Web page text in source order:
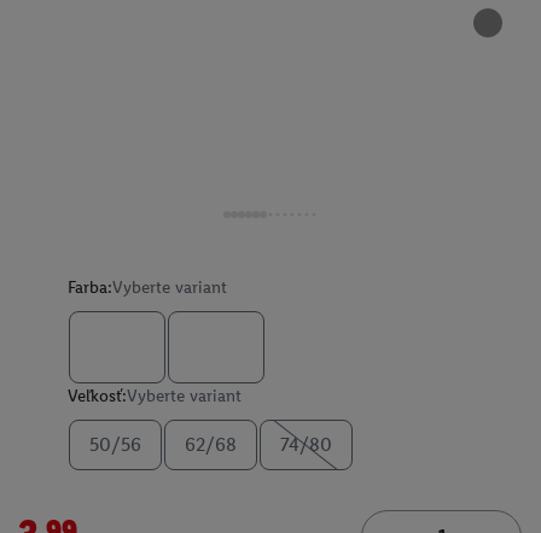
Farba:Vyberte variant
Veľkosť:Vyberte variant
50/56 62/68 74/80